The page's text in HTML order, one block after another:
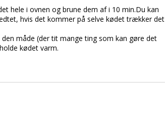
hele i ovnen og brune dem af i 10 min.Du kan
hvis det kommer på selve kødet trækker det
måde (der tit mange ting som kan gøre det
kødet varm.